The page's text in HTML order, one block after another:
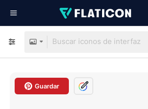
Guardar